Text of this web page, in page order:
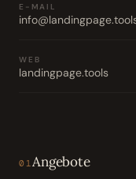
E-MAIL
WEB
landingpage.tools
01 Angebote